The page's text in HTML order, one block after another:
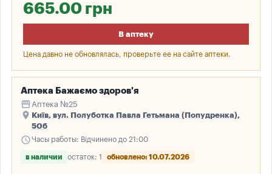
665.00 грн
В аптеку
Цена давно не обновлялась, проверьте ее на сайте аптеки.
Аптека Бажаємо здоров'я
storefront Аптека №25
place Київ, вул. Полуботка Павла Гетьмана (Попудренка),
50б
scheduleЧасы работы: Відчинено до 21:00
в наличии остаток: 1 обновлено: 10.07.2026